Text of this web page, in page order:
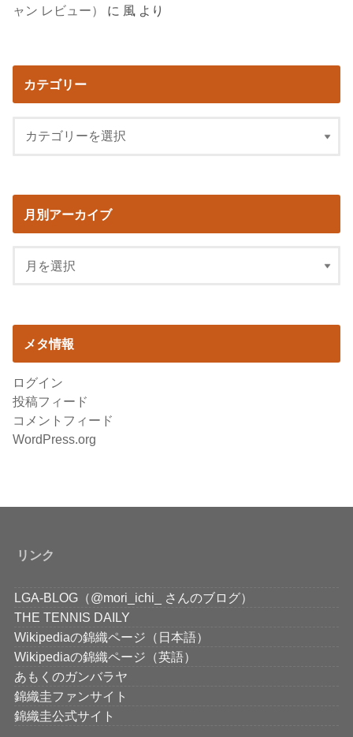
ャン レビュー）
に 風 より
カテゴリー
月別アーカイブ
メタ情報
ログイン
投稿フィード
コメントフィード
WordPress.org
リンク
LGA-BLOG（@mori_ichi_ さんのブログ）
THE TENNIS DAILY
Wikipediaの錦織ページ（日本語）
Wikipediaの錦織ページ（英語）
あもくのガンバラヤ
錦織圭ファンサイト
錦織圭公式サイト